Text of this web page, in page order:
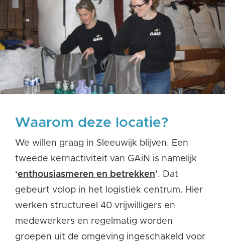
Waarom deze locatie?
We willen graag in Sleeuwijk blijven. Een
tweede kernactiviteit van GAiN is namelijk
‘enthousiasmeren en betrekken’. Dat
gebeurt volop in het logistiek centrum. Hier
werken structureel 40 vrijwilligers en
medewerkers en regelmatig worden
groepen uit de omgeving ingeschakeld voor